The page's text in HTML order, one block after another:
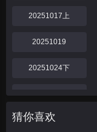
20251017上
20251019
20251024下
20251031
20251031上
猜你喜欢